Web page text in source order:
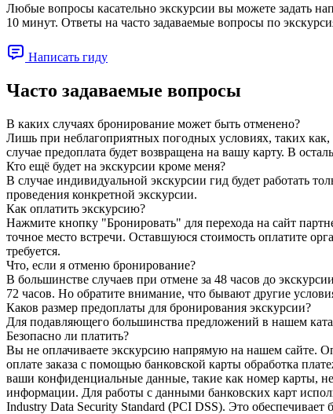
Любые вопросы касательно экскурсии вы можете задать
10 минут. Ответы на часто задаваемые вопросы по
Написать гиду
Часто задаваемые вопросы
В каких случаях бронирование может быть отменено?
Лишь при неблагоприятных погодных условиях, таких
случае предоплата будет возвращена на вашу карту. В
Кто ещё будет на экскурсии кроме меня?
В случае индивидуальной экскурсии гид будет работать
проведения конкретной экскурсии.
Как оплатить экскурсию?
Нажмите кнопку "Бронировать" для перехода на сайт
точное место встречи. Оставшуюся стоимость оплатите
требуется.
Что, если я отменю бронирование?
В большинстве случаев при отмене за 48 часов до
72 часов. Но обратите внимание, что бывают другие
Каков размер предоплаты для бронирования экскурсии?
Для подавляющего большинства предложений в нашем
Безопасно ли платить?
Вы не оплачиваете экскурсию напрямую на нашем сайте.
оплате заказа с помощью банковской карты обработка
ваши конфиденциальные данные, такие как номер карты,
информации. Для работы с данными банковских карт
Industry Data Security Standard (PCI DSS). Это обеспечивает